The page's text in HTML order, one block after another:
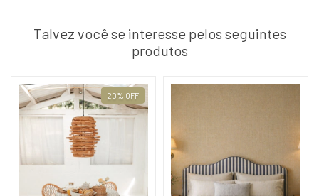
Talvez você se interesse pelos seguintes
produtos
20% OFF